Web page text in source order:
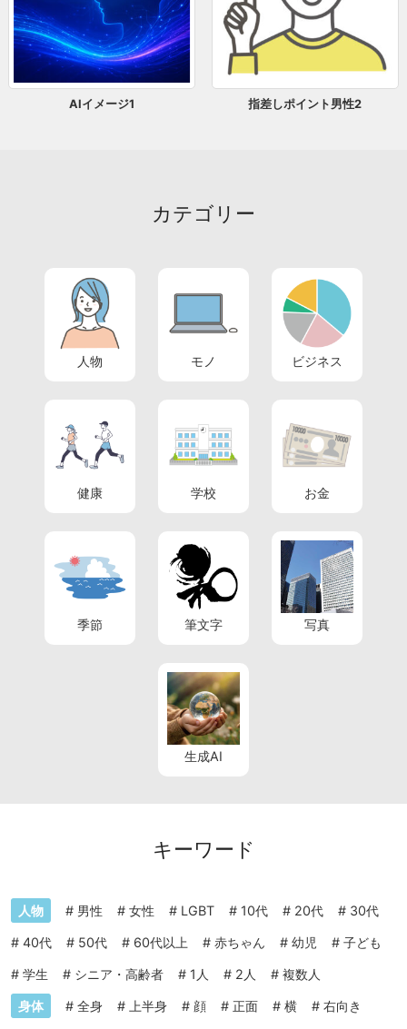
AIイメージ1 指差しポイント男性2
カテゴリー
人物 モノ ビジネス
健康 学校 お金
季節 筆文字 写真
生成AI
キーワード
人物 # 男性 # 女性 # LGBT # 10代 # 20代 # 30代
# 40代 # 50代 # 60代以上 # 赤ちゃん # 幼児 # 子ども
# 学生 # シニア・高齢者 # 1人 # 2人 # 複数人
身体 # 全身 # 上半身 # 顔 # 正面 # 横 # 右向き